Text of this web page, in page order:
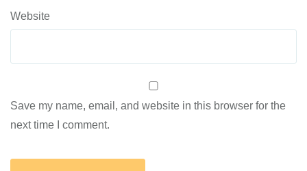
Website
Save my name, email, and website in this browser for the
next time I comment.